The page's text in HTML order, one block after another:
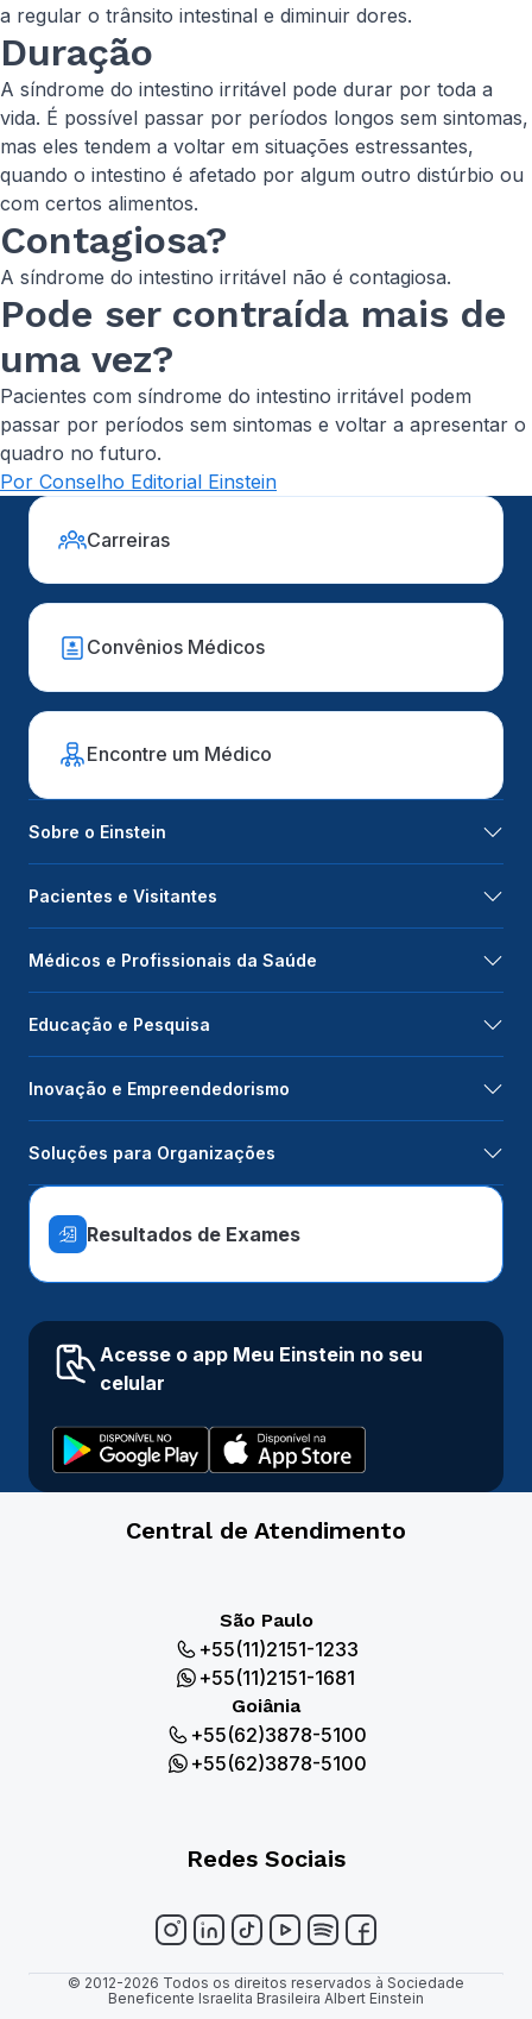
a regular o trânsito intestinal e diminuir dores.
Duração
A síndrome do intestino irritável pode durar por toda a
vida. É possível passar por períodos longos sem sintomas,
mas eles tendem a voltar em situações estressantes,
quando o intestino é afetado por algum outro distúrbio ou
com certos alimentos.
Contagiosa?
A síndrome do intestino irritável não é contagiosa.
Pode ser contraída mais de
uma vez?
Pacientes com síndrome do intestino irritável podem
passar por períodos sem sintomas e voltar a apresentar o
quadro no futuro.
Por Conselho Editorial Einstein
Carreiras
Convênios Médicos
Encontre um Médico
Sobre o Einstein
Pacientes e Visitantes
Médicos e Profissionais da Saúde
Educação e Pesquisa
Inovação e Empreendedorismo
Soluções para Organizações
Resultados de Exames
Acesse o app Meu Einstein no seu
celular
Central de Atendimento
São Paulo
+55(11)2151-1233
+55(11)2151-1681
Goiânia
+55(62)3878-5100
+55(62)3878-5100
Redes Sociais
© 2012-2026 Todos os direitos reservados à Sociedade
Beneficente Israelita Brasileira Albert Einstein